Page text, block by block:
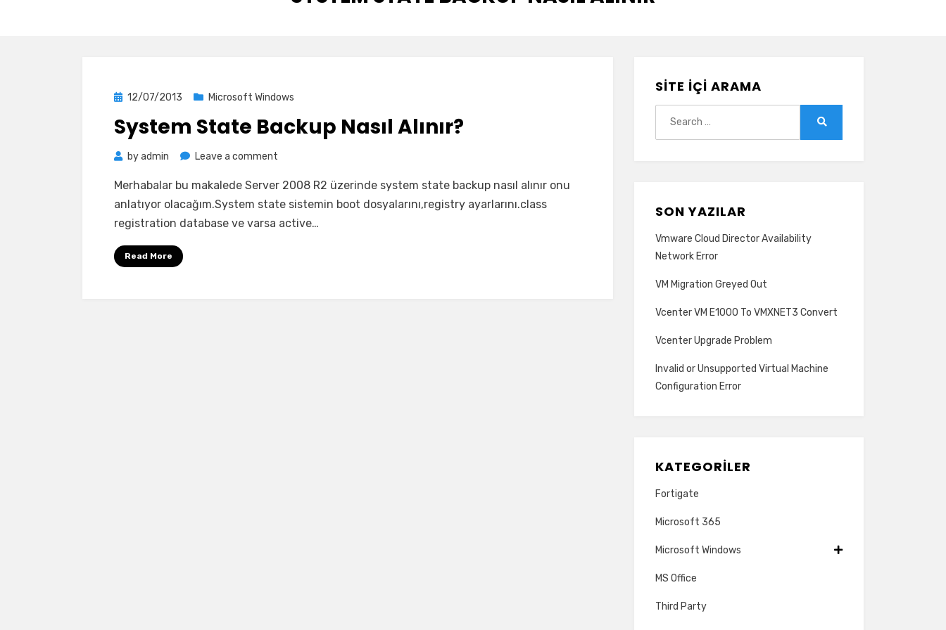
Posted
12/07/2013 Microsoft Windows
System State Backup Nasıl Alınır?
byadmin Leave a comment
State
Backup
Nasıl
Merhabalar bu makalede Server 2008 R2 üzerinde system state backup nasıl alınır onu
anlatıyor olacağım.System state sistemin boot dosyalarını,registry ayarlarını.class
registration database ve varsa active…
Read More
SITE İÇI ARAMA
SON YAZILAR
Vmware Cloud Director Availability
Network Error
VM Migration Greyed Out
Vcenter VM E1000 To VMXNET3 Convert
Vcenter Upgrade Problem
Invalid or Unsupported Virtual Machine
Configuration Error
KATEGORILER
Fortigate
Microsoft 365
Microsoft Windows
MS Office
Third Party